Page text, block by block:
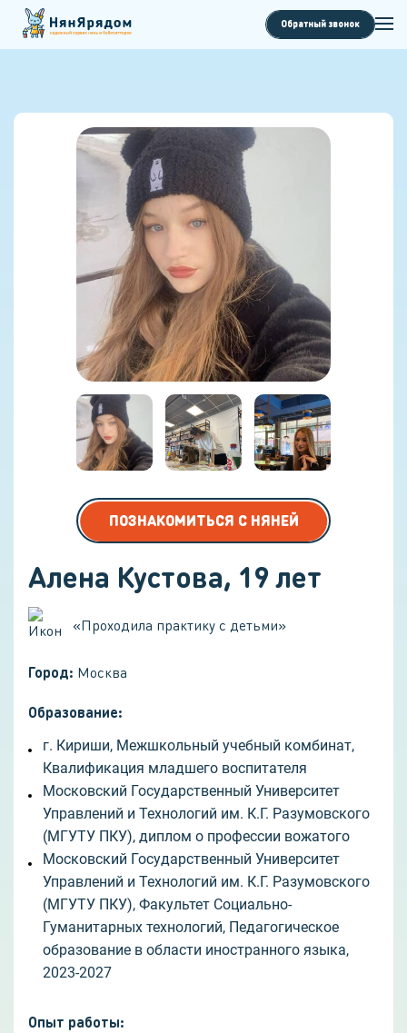
Обратный звонок
ПОЗНАКОМИТЬСЯ С НЯНЕЙ
Алена Кустова, 19лет
«Проходила практику с детьми»
Город: Москва
Образование:
г. Кириши, Межшкольный учебный комбинат,
Квалификация младшего воспитателя
Московский Государственный Университет
Управлений и Технологий им. К.Г. Разумовского
(МГУТУ ПКУ), диплом о профессии вожатого
Московский Государственный Университет
Управлений и Технологий им. К.Г. Разумовского
(МГУТУ ПКУ), Факультет Социально-
Гуманитарных технологий, Педагогическое
образование в области иностранного языка,
2023-2027
Опыт работы: